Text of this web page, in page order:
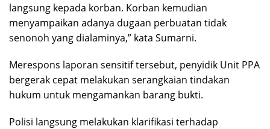
langsung kepada korban. Korban kemudian
menyampaikan adanya dugaan perbuatan tidak
senonoh yang dialaminya,” kata Sumarni.
Merespons laporan sensitif tersebut, penyidik Unit PPA
bergerak cepat melakukan serangkaian tindakan
hukum untuk mengamankan barang bukti.
Polisi langsung melakukan klarifikasi terhadap